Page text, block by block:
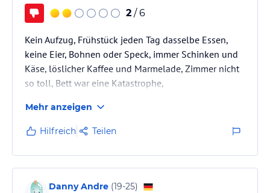
2 / 6
Kein Aufzug, Frühstück jeden Tag dasselbe Essen,
keine Eier, Bohnen oder Speck, immer Schinken und
Käse, löslicher Kaffee und Marmelade, Zimmer nicht
so toll, Bett war eine Katastrophe,
Mehr anzeigen
Hilfreich Teilen
Danny Andre (19-25)